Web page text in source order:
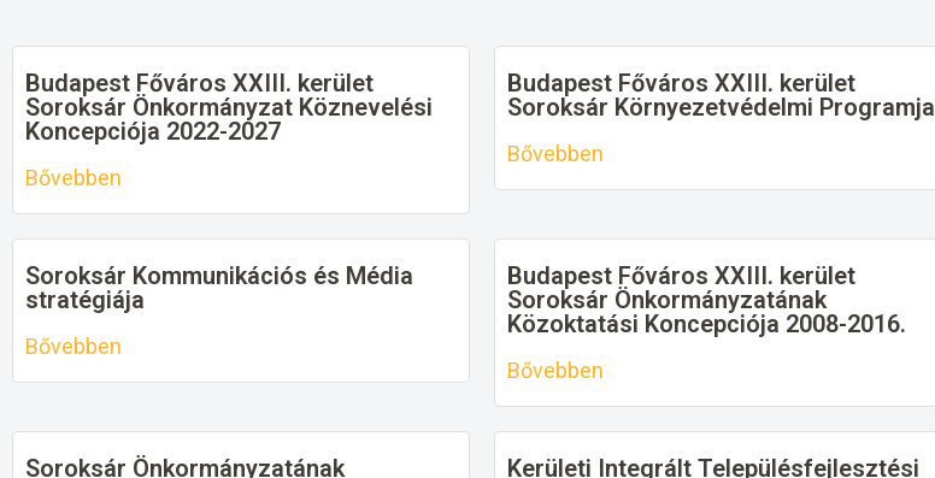
Budapest Főváros XXIII. kerület
Soroksár Önkormányzat Köznevelési
Koncepciója 2022-2027
Bővebben
Budapest Főváros XXIII. kerület
Soroksár Környezetvédelmi Programja
Bővebben
Soroksár Kommunikációs és Média
stratégiája
Bővebben
Budapest Főváros XXIII. kerület
Soroksár Önkormányzatának
Közoktatási Koncepciója 2008-2016.
Bővebben
Soroksár Önkormányzatának
Kerületi Integrált Településfejlesztési